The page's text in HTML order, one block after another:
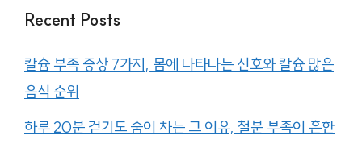
Recent Posts
칼슘 부족 증상 7가지, 몸에 나타나는 신호와 칼슘 많은
음식 순위
하루 20분 걷기도 숨이 차는 그 이유, 철분 부족이 흔한